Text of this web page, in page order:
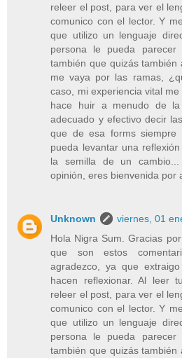
releer el post, para ver el
comunico con el lector. Y
que utilizo un lenguaje
persona le pueda parecer
también que quizás
me vaya por las ramas,
caso, mi experiencia vital
hace huir a menudo de
adecuado y efectivo decir
que de esa forms
pueda levantar una
la semilla de un
opinión, eres bienvenida por
Unknown
viernes, 01
Hola Nigra Sum. Gracias
que son estos
agradezco, ya que
hacen reflexionar. Al leer
releer el post, para ver el
comunico con el lector. Y
que utilizo un lenguaje
persona le pueda parecer
también que quizás